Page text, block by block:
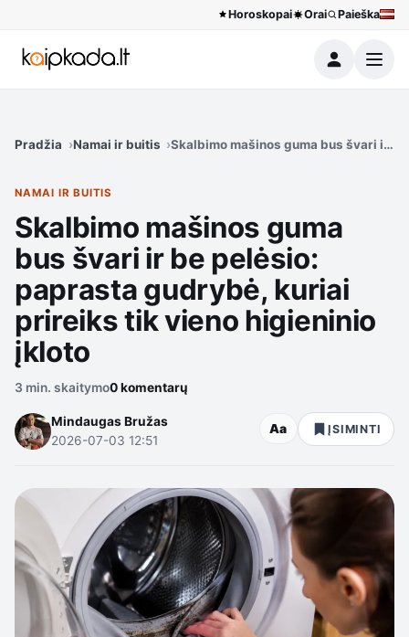
Horoskopai Orai Paieška
Meniu
Pradžia Namai ir buitis Skalbimo mašinos guma bus švari ir
NAMAI IR BUITIS
Skalbimo mašinos guma
bus švari ir be pelėsio:
paprasta gudrybė, kuriai
prireiks tik vieno higieninio
įkloto
3 min. skaitymo0 komentarų
Mindaugas Bružas
2026-07-03 12:51
Aa ĮSIMINTI